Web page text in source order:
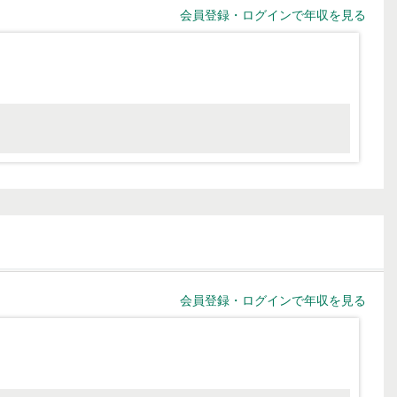
会員登録・ログインで年収を見る
会員登録・ログインで年収を見る